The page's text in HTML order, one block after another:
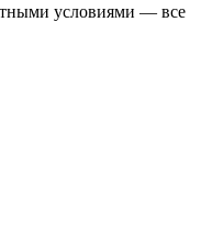
условиями — все